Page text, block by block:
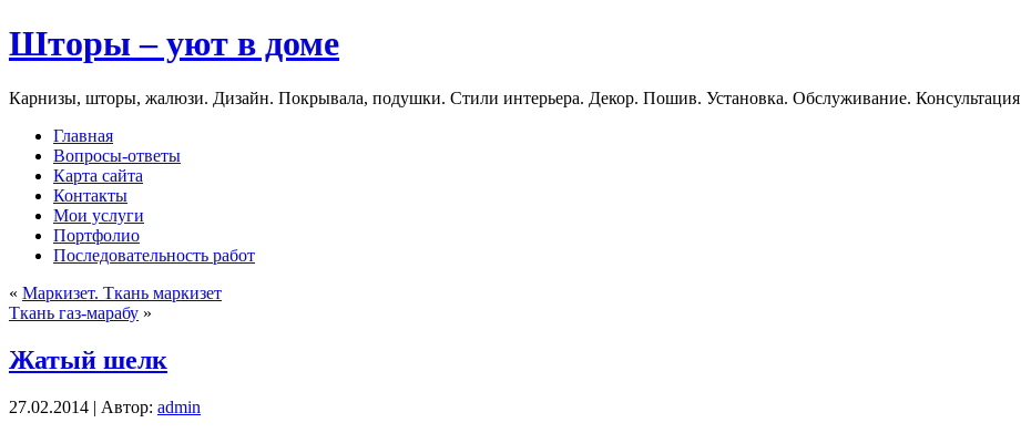
Шторы – уют в доме
Карнизы, шторы, жалюзи. Дизайн. Покрывала, подушки. Стили интерьера. Декор. Пошив. Установка. Обслуживание. Консультация
Главная
Вопросы-ответы
Карта сайта
Контакты
Мои услуги
Портфолио
Последовательность работ
« Маркизет. Ткань маркизет
Ткань газ-марабу »
Жатый шелк
27.02.2014 | Автор: admin